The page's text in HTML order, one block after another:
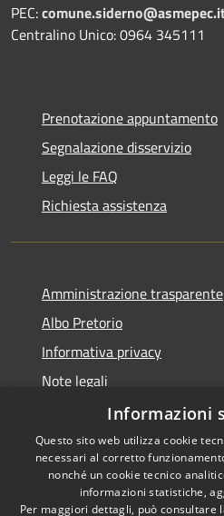
PEC:
Centralino Unico: 0964 345111
Prenotazione appuntamento
Segnalazione disservizio
Leggi le FAQ
Richiesta assistenza
Amministrazione trasparente
Albo Pretorio
Informativa privacy
Note legali
Dichiarazione di accessibilità
RSS
Informazioni
Questo sito web utilizza cookie
necessari al corretto
nonché un cookie tecnico
informazioni statistiche,
Per maggiori dettagli, può consultare